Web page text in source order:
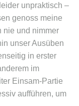
unpraktisch –
genoss meine
nie und nimmer
unser Ausüben
in erster
im
Einsam-Partie
aufführen, um